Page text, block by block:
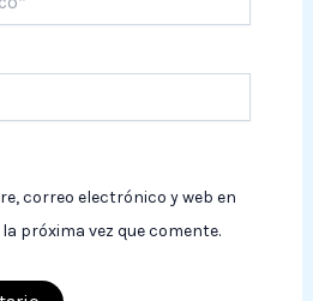
correo electrónico y web en
próxima vez que comente.